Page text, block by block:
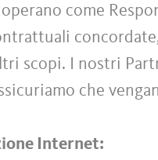
operano come
scopi. I nostri
che
Internet: